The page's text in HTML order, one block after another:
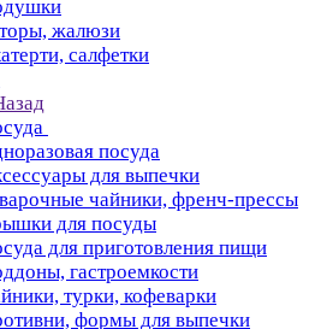
жалюзи
салфетки
посуда
для выпечки
чайники, френч-прессы
для посуды
для приготовления пищи
гастроемкости
турки, кофеварки
формы для выпечки